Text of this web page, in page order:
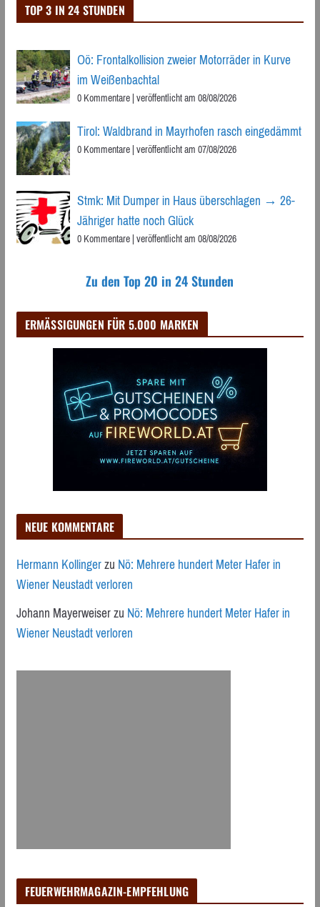
TOP 3 IN 24 STUNDEN
Oö: Frontalkollision zweier Motorräder in Kurve
im Weißenbachtal
0 Kommentare|veröffentlicht am 08/08/2026
Tirol: Waldbrand in Mayrhofen rasch eingedämmt
0 Kommentare|veröffentlicht am 07/08/2026
Stmk: Mit Dumper in Haus überschlagen → 26-
Jähriger hatte noch Glück
0 Kommentare|veröffentlicht am 08/08/2026
Zu den Top 20 in 24 Stunden
ERMÄSSIGUNGEN FÜR 5.000 MARKEN
NEUE KOMMENTARE
Hermann KollingerzuNö: Mehrere hundert Meter Hafer in
Wiener Neustadt verloren
Johann MayerweiserzuNö: Mehrere hundert Meter Hafer in
Wiener Neustadt verloren
FEUERWEHRMAGAZIN-EMPFEHLUNG